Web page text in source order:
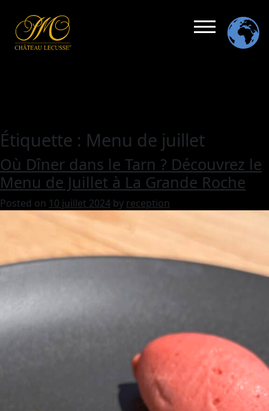
Étiquette : Menu de juillet
Où Dîner dans le Tarn ? Découvrez le
Menu de Juillet à La Grande Roche
Posted on 10 juillet 2024 by reception